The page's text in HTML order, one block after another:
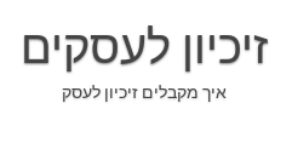
content
זיכיון לעסקים
איך מקבלים זיכיון לעסק